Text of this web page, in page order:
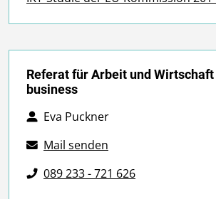
Referat für Arbeit und
business
Eva Puckner
Mail senden
089 233 - 721 626